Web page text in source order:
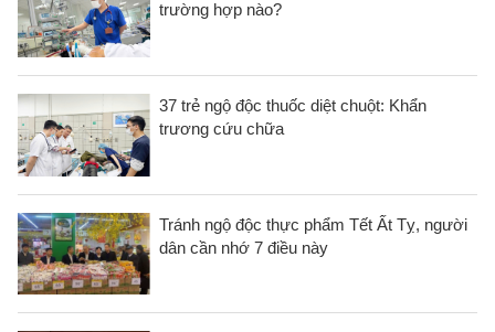
trường hợp nào?
37 trẻ ngộ độc thuốc diệt chuột: Khẩn
trương cứu chữa
Tránh ngộ độc thực phẩm Tết Ất Tỵ, người
dân cần nhớ 7 điều này